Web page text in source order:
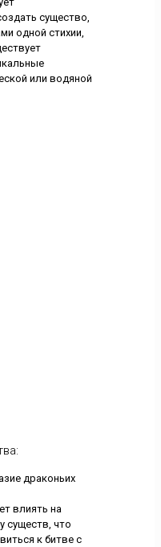
существо,
одной стихии,
или водяной
драконьих
влиять на
существ, что
к битве с